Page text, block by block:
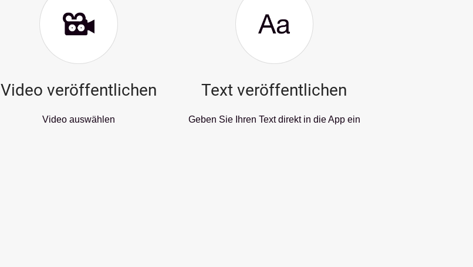
Video veröffentlichen
Video auswählen
Text veröffentlichen
Geben Sie Ihren Text direkt in die App ein